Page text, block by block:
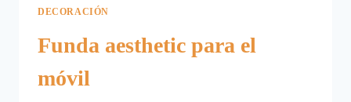
DECORACIÓN
Funda aesthetic para el
móvil